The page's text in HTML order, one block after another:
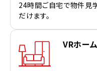
24時間ご自宅で物件見
だけます。
VRホー